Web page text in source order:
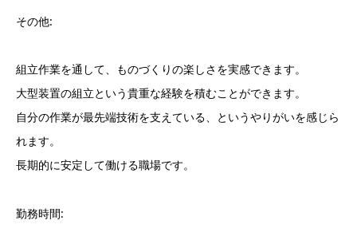
その他:
組立作業を通して、ものづくりの楽しさを実感できます。
大型装置の組立という貴重な経験を積むことができます。
自分の作業が最先端技術を支えている、というやりがいを感じら
れます。
長期的に安定して働ける職場です。
勤務時間: